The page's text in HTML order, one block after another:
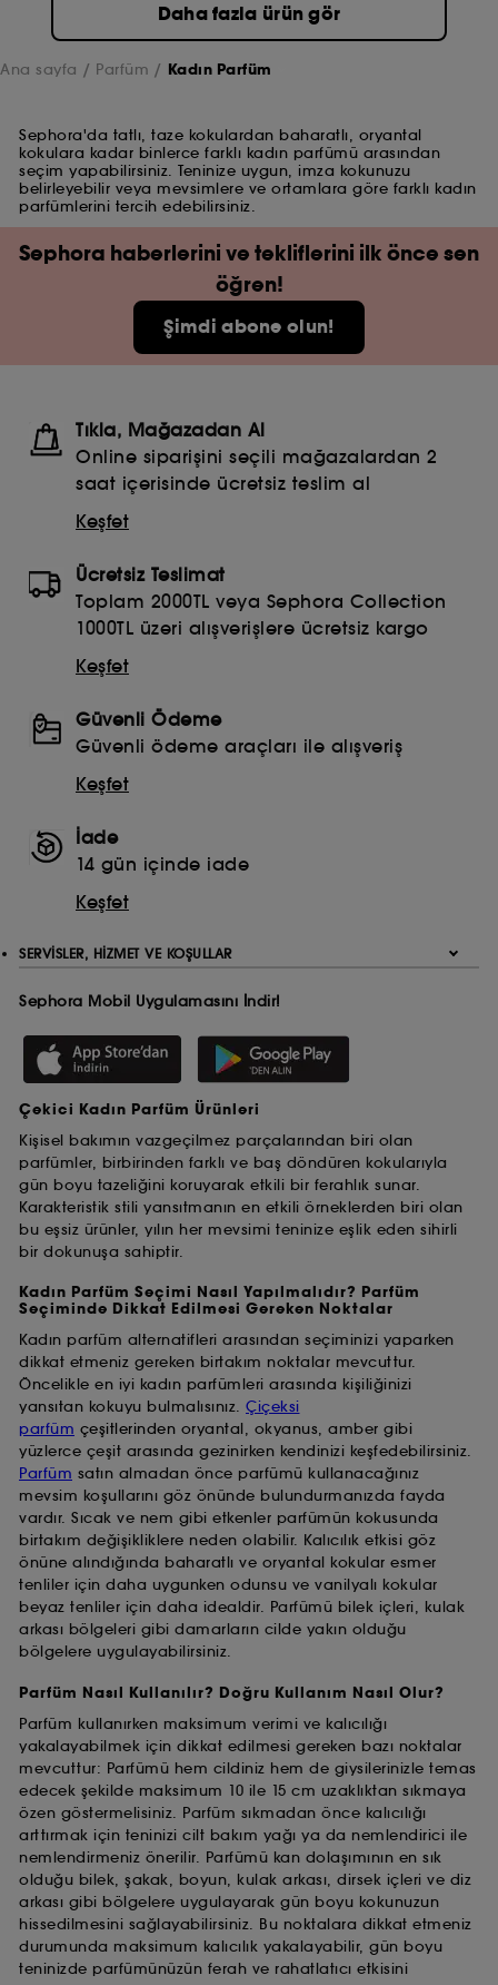
Daha fazla ürün gör
Ana sayfa Parfüm Kadın Parfüm
Sephora'da tatlı, taze kokulardan baharatlı, oryantal
kokulara kadar binlerce farklı kadın parfümü arasından
seçim yapabilirsiniz. Teninize uygun, imza kokunuzu
belirleyebilir veya mevsimlere ve ortamlara göre farklı kadın
parfümlerini tercih edebilirsiniz.
Sephora haberlerini ve tekliflerini ilk önce sen
öğren!
Şimdi abone olun!
Tıkla, Mağazadan Al
Online siparişini seçili mağazalardan 2
saat içerisinde ücretsiz teslim al
Keşfet
Ücretsiz Teslimat
Toplam 2000TL veya Sephora Collection
1000TL üzeri alışverişlere ücretsiz kargo
Keşfet
Güvenli Ödeme
Güvenli ödeme araçları ile alışveriş
Keşfet
İade
14 gün içinde iade
Keşfet
SERVISLER, HIZMET VE KOŞULLAR
Sephora Mobil Uygulamasını İndir!
Çekici Kadın Parfüm Ürünleri
Kişisel bakımın vazgeçilmez parçalarından biri olan
parfümler, birbirinden farklı ve baş döndüren kokularıyla
gün boyu tazeliğini koruyarak etkili bir ferahlık sunar.
Karakteristik stili yansıtmanın en etkili örneklerden biri olan
bu eşsiz ürünler, yılın her mevsimi teninize eşlik eden sihirli
bir dokunuşa sahiptir.
Kadın Parfüm Seçimi Nasıl Yapılmalıdır? Parfüm
Seçiminde Dikkat Edilmesi Gereken Noktalar
Kadın parfüm alternatifleri arasından seçiminizi yaparken
dikkat etmeniz gereken birtakım noktalar mevcuttur.
Öncelikle en iyi kadın parfümleri arasında kişiliğinizi
yansıtan kokuyu bulmalısınız. Çiçeksi
parfüm çeşitlerinden oryantal, okyanus, amber gibi
yüzlerce çeşit arasında gezinirken kendinizi keşfedebilirsiniz.
Parfüm satın almadan önce parfümü kullanacağınız
mevsim koşullarını göz önünde bulundurmanızda fayda
vardır. Sıcak ve nem gibi etkenler parfümün kokusunda
birtakım değişikliklere neden olabilir. Kalıcılık etkisi göz
önüne alındığında baharatlı ve oryantal kokular esmer
tenliler için daha uygunken odunsu ve vanilyalı kokular
beyaz tenliler için daha idealdir. Parfümü bilek içleri, kulak
arkası bölgeleri gibi damarların cilde yakın olduğu
bölgelere uygulayabilirsiniz.
Parfüm Nasıl Kullanılır? Doğru Kullanım Nasıl Olur?
Parfüm kullanırken maksimum verimi ve kalıcılığı
yakalayabilmek için dikkat edilmesi gereken bazı noktalar
mevcuttur: Parfümü hem cildiniz hem de giysilerinizle temas
edecek şekilde maksimum 10 ile 15 cm uzaklıktan sıkmaya
özen göstermelisiniz. Parfüm sıkmadan önce kalıcılığı
arttırmak için teninizi cilt bakım yağı ya da nemlendirici ile
nemlendirmeniz önerilir. Parfümü kan dolaşımının en sık
olduğu bilek, şakak, boyun, kulak arkası, dirsek içleri ve diz
arkası gibi bölgelere uygulayarak gün boyu kokunuzun
hissedilmesini sağlayabilirsiniz. Bu noktalara dikkat etmeniz
durumunda maksimum kalıcılık yakalayabilir, gün boyu
teninizde parfümünüzün ferah ve rahatlatıcı etkisini